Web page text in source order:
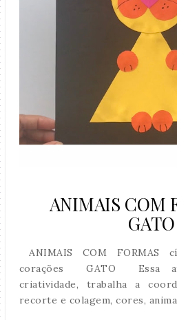
ANIMAIS COM
GATO
ANIMAIS COM FORMAS
corações GATO Essa
criatividade, trabalha a
recorte e colagem, cores,